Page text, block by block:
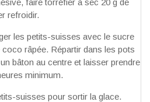
refroidir.
les petits-suisses avec le sucre
râpée. Répartir dans les pots
bâton au centre et laisser prendre
minimum.
suisses pour sortir la glace.